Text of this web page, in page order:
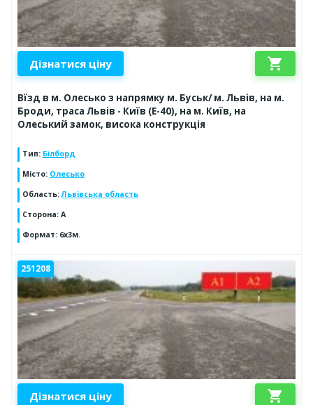
Дізнатися ціну shopping_cart
Вїзд в м. Олесько з напрямку м. Буськ/ м. Львів, на м.
Броди, траса Львів - Київ (Е-40), на м. Київ, на
Олеський замок, висока конструкція
Тип: Білборд
Місто: Олесько
Область:Львівська область
Сторона: А
Формат: 6x3м.
251208
Дізнатися ціну shopping_cart